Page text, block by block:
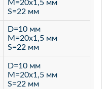
M=20х1,5 мм
S=22 мм
D=10 мм
M=20х1,5 мм
S=22 мм
D=10 мм
M=20х1,5 мм
S=22 мм